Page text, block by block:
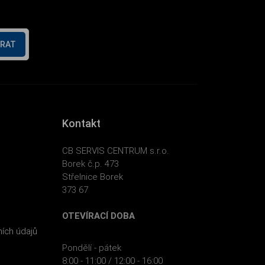
údajů
Kontakt
CB SERVIS CENTRUM s.r.o.
Borek č.p. 473
Střelnice Borek
373 67
OTEVÍRACÍ DOBA
Pondělí - pátek
8:00 - 11:00 / 12:00 - 16:00